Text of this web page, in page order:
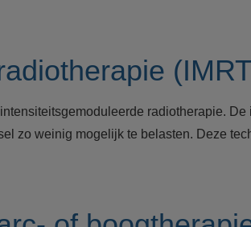
radiotherapie.
zo weinig mogelijk te belasten. Deze